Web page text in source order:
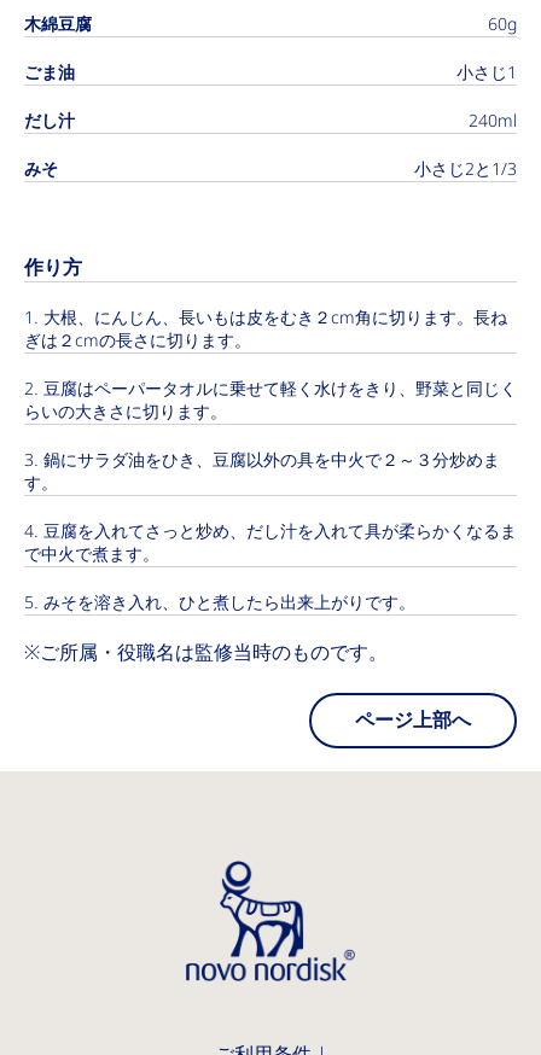
木綿豆腐
60g
ごま油
小さじ1
だし汁
240ml
みそ
小さじ2と1/3
作り方
大根、にんじん、長いもは皮をむき２cm角に切ります。長ね
ぎは２cmの長さに切ります。
豆腐はペーパータオルに乗せて軽く水けをきり、野菜と同じく
らいの大きさに切ります。
鍋にサラダ油をひき、豆腐以外の具を中火で２～３分炒めま
す。
豆腐を入れてさっと炒め、だし汁を入れて具が柔らかくなるま
で中火で煮ます。
みそを溶き入れ、ひと煮したら出来上がりです。
※ご所属・役職名は監修当時のものです。
ページ上部へ